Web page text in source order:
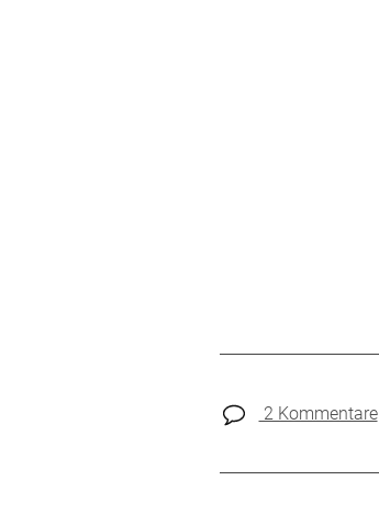
2 Kommentare